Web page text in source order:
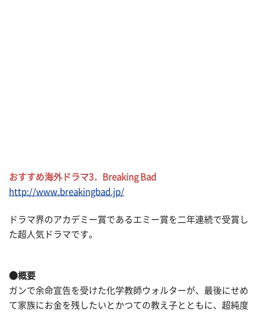
おすすめ海外ドラマ3．Breaking Bad
http://www.breakingbad.jp/
ドラマ界のアカデミー賞であるエミー賞を二年連続で受賞し
た超人気ドラマです。
●概要
ガンで余命宣告を受けた化学教師ウォルターが、最後にせめ
て家族にお金を残したいとかつての教え子とともに、超純度